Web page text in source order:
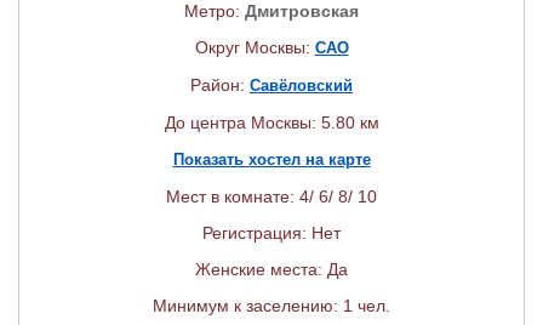
Метро: Дмитровская
Округ Москвы: САО
Район: Савёловский
До центра Москвы: 5.80 км
Показать хостел на карте
Мест в комнате: 4/ 6/ 8/ 10
Регистрация: Нет
Женские места: Да
Минимум к заселению: 1 чел.